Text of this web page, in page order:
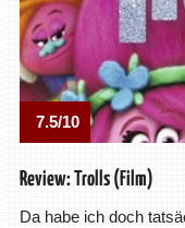
7.5/10
Review: Trolls (Film)
Da habe ich doch